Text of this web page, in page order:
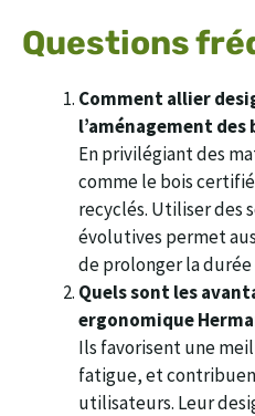
Questions
Comment allier
l’aménagement des
En privilégiant des
comme le bois
recyclés. Utiliser des
évolutives permet
de prolonger la
Quels sont les
ergonomique
Ils favorisent une
fatigue, et
utilisateurs. Leur